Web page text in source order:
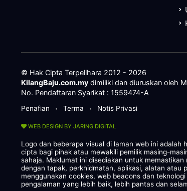
© Hak Cipta Terpelihara 2012 - 2026
KilangBaju.com.my dimiliki dan diuruskan oleh
No. Pendaftaran Syarikat : 1559474-A
Penafian • Terma • Notis Privasi
WEB DESIGN BY JARING DIGITAL
Logo dan beberapa visual di laman web ini
cipta bagi pihak atau mewakili pemilik masing-
sahaja. Maklumat ini disediakan untuk
dengan tapak, perkhidmatan, aplikasi, alatan atau
menggunakan cookies, web beacons dan
pengalaman yang lebih baik, lebih pantas dan